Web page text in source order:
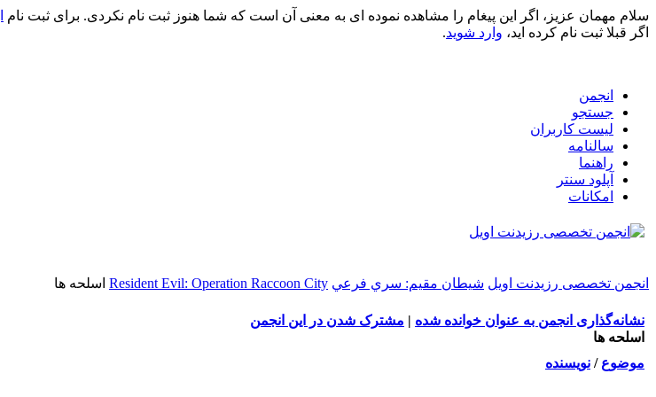
سلام مهمان عزیز، اگر این پیغام را مشاهده نموده ای به معنی آن است که شما هنوز ثبت نام نکردی. برای ثبت نام
اگر قبلا ثبت نام کرده اید، وارد شوید.
انجمن
جستجو
لیست کاربران
سالنامه
راهنما
آپلود سنتر
امکانات
انجمن تخصصی رزیدنت اویل شيطان مقيم: سري فرعي Resident Evil: Operation Raccoon City اسلحه ها
نشانه‌گذاری انجمن به عنوان خوانده شده | مشترک شدن در این انجمن
اسلحه ها
موضوع / نویسنده